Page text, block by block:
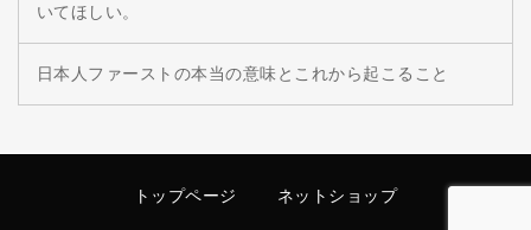
いてほしい。
日本人ファーストの本当の意味とこれから起こること
トップページ ネットショップ